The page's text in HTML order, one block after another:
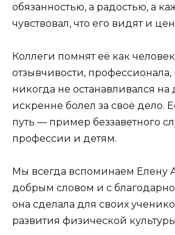
обязанностью, а радостью, а
чувствовал, что его видят и
Коллеги помнят её как
отзывчивости, профессионала,
никогда не останавливался на
искренне болел за своё дело.
путь — пример беззаветного
профессии и детям.
Мы всегда вспоминаем Елену
добрым словом и с
она сделала для своих
развития физической